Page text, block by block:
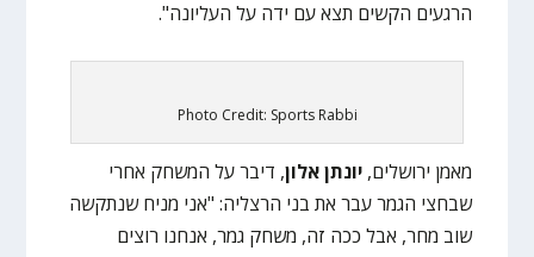
הרגעים הקשים תצא עם ידה על העליונה".
Photo Credit: Sports Rabbi
מאמן ירושלים, יונתן אלון, דיבר על המשחק אחרי
שבחצי הגמר עבר את בני הרצליה: "אני מניח שנתקשה
שוב מחר, אבל ככה זה, משחק גמר, אנחנו רוצים